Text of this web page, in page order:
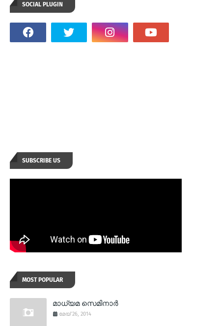
SOCIAL PLUGIN
SUBSCRIBE US
MOST POPULAR
മാധ്യമ സെമിനാര്‍
മേയ് 26, 2014